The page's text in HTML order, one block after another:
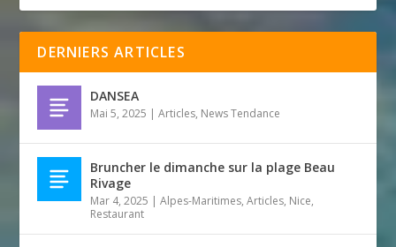
DERNIERS ARTICLES
DANSEA
Mai 5, 2025 |Articles, News Tendance
Bruncher le dimanche sur la plage Beau
Rivage
Mar 4, 2025 |Alpes-Maritimes,Articles, Nice,
Restaurant